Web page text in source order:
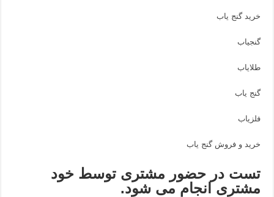
خرید گنج یاب
گنجیاب
طلایاب
گنج یاب
فلزیاب
خرید و فروش گنج یاب
تست در حضور مشتری توسط خود
مشتری انجام می شود.